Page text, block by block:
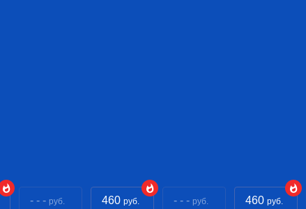
- - - руб.
460 руб.
- - - руб.
460 руб.